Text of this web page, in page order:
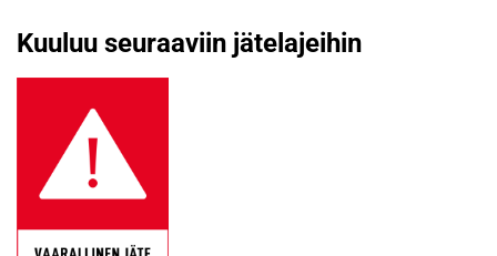
Kuuluu seuraaviin jätelajeihin